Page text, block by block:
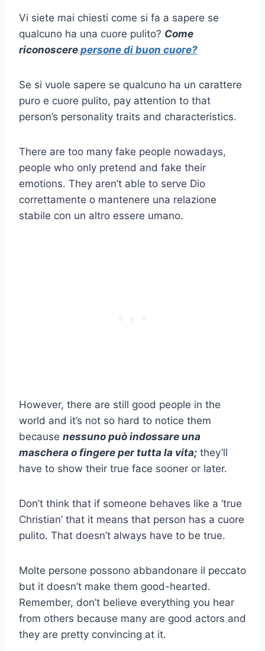
Vi siete mai chiesti come si fa a sapere se
qualcuno ha una cuore pulito? Come
riconoscere persone di buon cuore?
Se si vuole sapere se qualcuno ha un carattere
puro e cuore pulito, pay attention to that
person’s personality traits and characteristics.
There are too many fake people nowadays,
people who only pretend and fake their
emotions. They aren’t able to serve Dio
correttamente o mantenere una relazione
stabile con un altro essere umano.
However, there are still good people in the
world and it’s not so hard to notice them
because nessuno può indossare una
maschera o fingere per tutta la vita; they’ll
have to show their true face sooner or later.
Don’t think that if someone behaves like a ‘true
Christian’ that it means that person has a cuore
pulito. That doesn’t always have to be true.
Molte persone possono abbandonare il peccato
but it doesn’t make them good-hearted.
Remember, don’t believe everything you hear
from others because many are good actors and
they are pretty convincing at it.